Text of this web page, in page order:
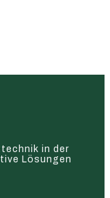
in der
Lösungen